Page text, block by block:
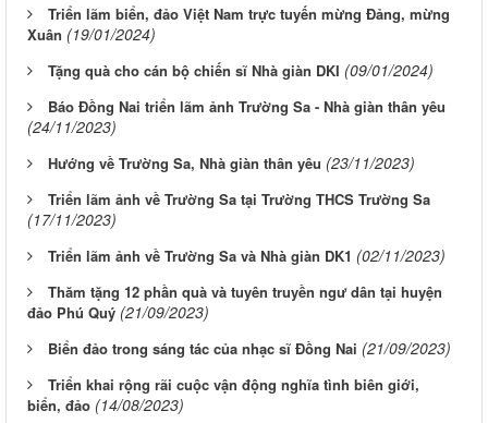
Triển lãm biển, đảo Việt Nam trực tuyến mừng Đảng, mừng
Xuân (19/01/2024)
Tặng quà cho cán bộ chiến sĩ Nhà giàn DKI (09/01/2024)
Báo Đồng Nai triển lãm ảnh Trường Sa - Nhà giàn thân yêu
(24/11/2023)
Hướng về Trường Sa, Nhà giàn thân yêu (23/11/2023)
Triển lãm ảnh về Trường Sa tại Trường THCS Trường Sa
(17/11/2023)
Triển lãm ảnh về Trường Sa và Nhà giàn DK1 (02/11/2023)
Thăm tặng 12 phần quà và tuyên truyền ngư dân tại huyện
đảo Phú Quý (21/09/2023)
Biển đảo trong sáng tác của nhạc sĩ Đồng Nai (21/09/2023)
Triển khai rộng rãi cuộc vận động nghĩa tình biên giới,
biển, đảo (14/08/2023)